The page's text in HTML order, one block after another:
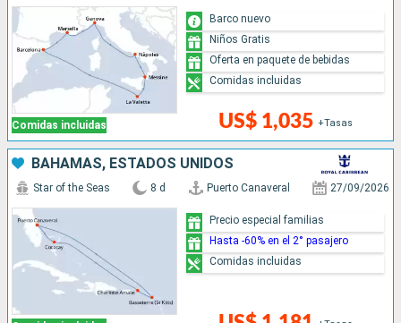
Comidas incluidas US$ 1,035 +Tasas
Barco nuevo
Niños Gratis
Oferta en paquete de bebidas
Comidas incluidas
BAHAMAS, ESTADOS UNIDOS
Star of the Seas 8 d Puerto Canaveral 27/09/2026
Precio especial familias
Hasta -60% en el 2° pasajero
Comidas incluidas